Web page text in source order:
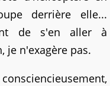
derrière elle...
de s'en aller à
je n'exagère pas.